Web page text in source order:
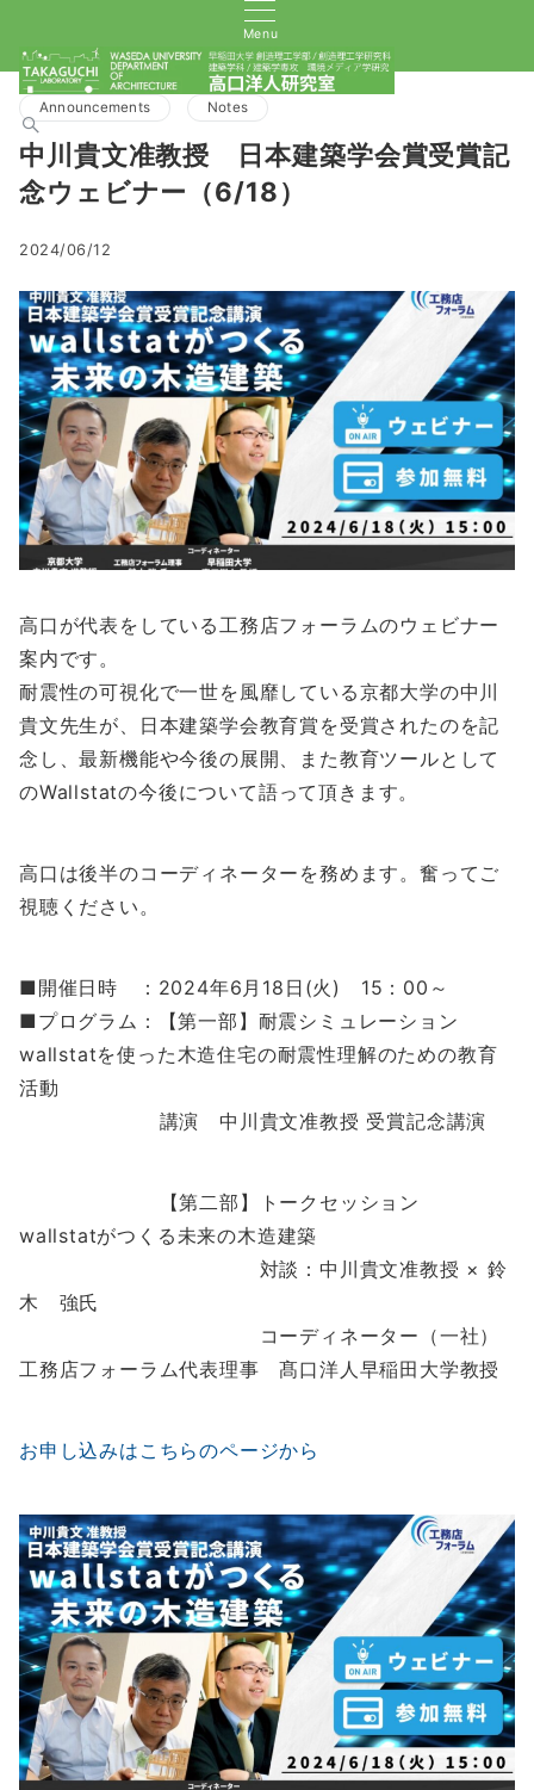
Menu
Announcements Notes
中川貴文准教授 日本建築学会賞受賞記
念ウェビナー（6/18）
2024/06/12
高口が代表をしている工務店フォーラムのウェビナー
案内です。
耐震性の可視化で一世を風靡している京都大学の中川
貴文先生が、日本建築学会教育賞を受賞されたのを記
念し、最新機能や今後の展開、また教育ツールとして
のWallstatの今後について語って頂きます。
高口は後半のコーディネーターを務めます。奮ってご
視聴ください。
■開催日時 ：2024年6月18日(火) 15：00～
■プログラム：【第一部】耐震シミュレーション
wallstatを使った木造住宅の耐震性理解のための教育
活動
講演 中川貴文准教授 受賞記念講演
【第二部】トークセッション
wallstatがつくる未来の木造建築
対談：中川貴文准教授 × 鈴
木 強氏
コーディネーター（一社）
工務店フォーラム代表理事 髙口洋人早稲田大学教授
お申し込みはこちらのページから